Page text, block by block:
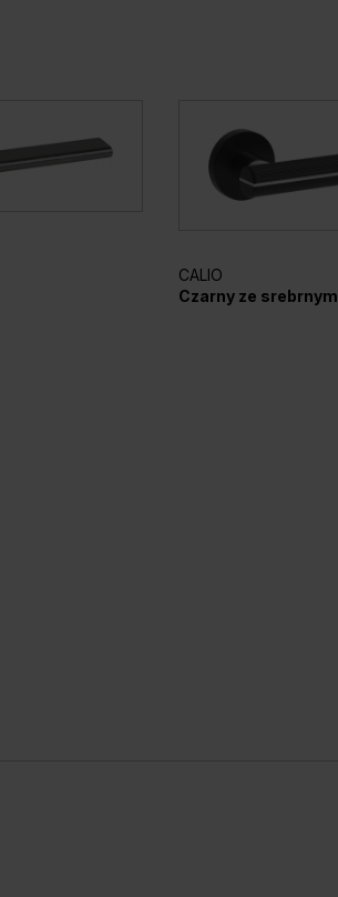
CALIO
Czarny ze srebrnym